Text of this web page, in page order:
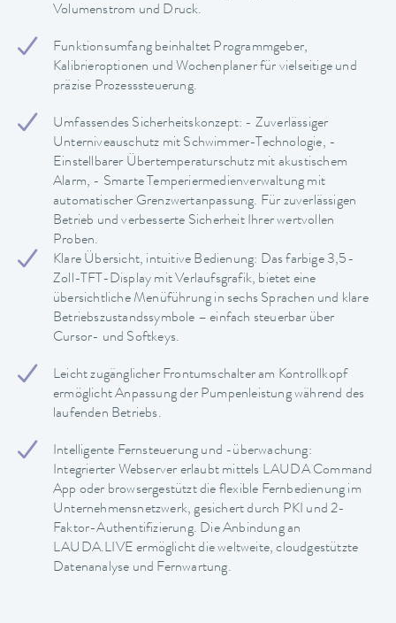
Volumenstrom und Druck.
Funktionsumfang beinhaltet Programmgeber,
Kalibrieroptionen und Wochenplaner für vielseitige und
präzise Prozesssteuerung.
Umfassendes Sicherheitskonzept: - Zuverlässiger
Unterniveauschutz mit Schwimmer-Technologie, -
Einstellbarer Übertemperaturschutz mit akustischem
Alarm, - Smarte Temperiermedienverwaltung mit
automatischer Grenzwertanpassung. Für zuverlässigen
Betrieb und verbesserte Sicherheit Ihrer wertvollen
Proben.
Klare Übersicht, intuitive Bedienung: Das farbige 3,5-
Zoll-TFT-Display mit Verlaufsgrafik, bietet eine
übersichtliche Menüführung in sechs Sprachen und klare
Betriebszustandssymbole – einfach steuerbar über
Cursor- und Softkeys.
Leicht zugänglicher Frontumschalter am Kontrollkopf
ermöglicht Anpassung der Pumpenleistung während des
laufenden Betriebs.
Intelligente Fernsteuerung und -überwachung:
Integrierter Webserver erlaubt mittels LAUDA Command
App oder browsergestützt die flexible Fernbedienung im
Unternehmensnetzwerk, gesichert durch PKI und 2-
Faktor-Authentifizierung. Die Anbindung an
LAUDA.LIVE ermöglicht die weltweite, cloudgestützte
Datenanalyse und Fernwartung.